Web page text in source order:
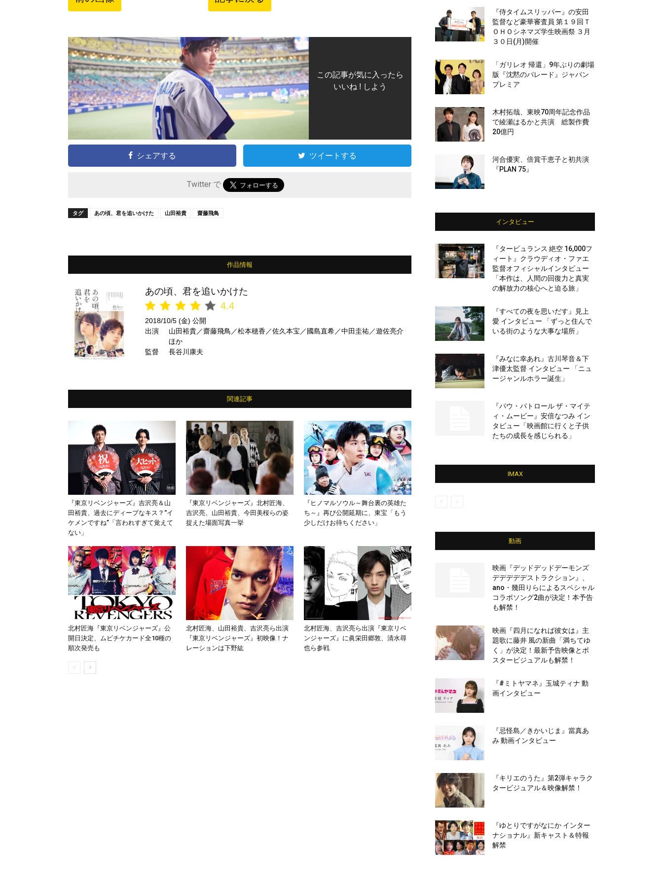
この記事が気に入ったら
いいね ! しよう
シェアする ツイートする
Twitter で
タグ あの頃、君を追いかけた 山田裕貴 齋藤飛鳥
作品情報
あの頃、君を追いかけた
4.4
2018/10/5 (金) 公開
出演
山田裕貴／齋藤飛鳥／松本穂香／佐久本宝／國島直希／中田圭祐／遊佐亮介
ほか
監督
長谷川康夫
関連記事
『東京リベンジャーズ』吉沢亮＆山
田裕貴、過去にディープなキス？“イ
ケメンですね”「言われすぎて覚えて
ない」
『東京リベンジャーズ』北村匠海、
吉沢亮、山田裕貴、今田美桜らの姿
捉えた場面写真一挙
『ヒノマルソウル～舞台裏の英雄た
ち～』再び公開延期に、東宝「もう
少しだけお待ちください」
北村匠海『東京リベンジャーズ』公
開日決定、ムビチケカード全10種の
順次発売も
北村匠海、山田裕貴、吉沢亮ら出演
『東京リベンジャーズ』初映像！ナ
レーションは下野紘
北村匠海、吉沢亮ら出演『東京リベ
ンジャーズ』に眞栄田郷敦、清水尋
也ら参戦
『侍タイムスリッパー』の安田
監督など豪華審査員 第１９回Ｔ
ＯＨＯシネマズ学生映画祭 ３月
３０日(月)開催
「ガリレオ 帰還」9年ぶりの劇場
版『沈黙のパレード』ジャパン
プレミア
木村拓哉、東映70周年記念作品
で綾瀬はるかと共演 総製作費
20億円
河合優実、倍賞千恵子と初共演
『PLAN 75』
インタビュー
『タービュランス 絶空 16,000フ
ィート』クラウディオ・ファエ
監督オフィシャルインタビュー
「本作は、人間の回復力と真実
の解放力の核心へと迫る旅」
『すべての夜を思いだす』見上
愛 インタビュー 「ずっと住んで
いる街のような大事な場所」
『みなに幸あれ』古川琴音＆下
津優太監督 インタビュー 「ニュ
ージャンルホラー誕生」
『パウ・パトロール ザ・マイテ
ィ・ムービー』安倍なつみ イン
タビュー「映画館に行くと子供
たちの成長を感じられる」
IMAX
動画
映画『デッドデッドデーモンズ
デデデデデストラクション』、
ano・幾田りらによるスペシャル
コラボソング2曲が決定！本予告
も解禁！
映画『四月になれば彼女は』主
題歌に藤井 風の新曲「満ちてゆ
く」が決定！最新予告映像とポ
スタービジュアルも解禁！
『#ミトヤマネ』玉城ティナ 動
画インタビュー
『忌怪島／きかいじま』當真あ
み 動画インタビュー
『キリエのうた』第2弾キャラク
タービジュアル＆映像解禁！
『ゆとりですがなにか インター
ナショナル』新キャスト＆特報
解禁